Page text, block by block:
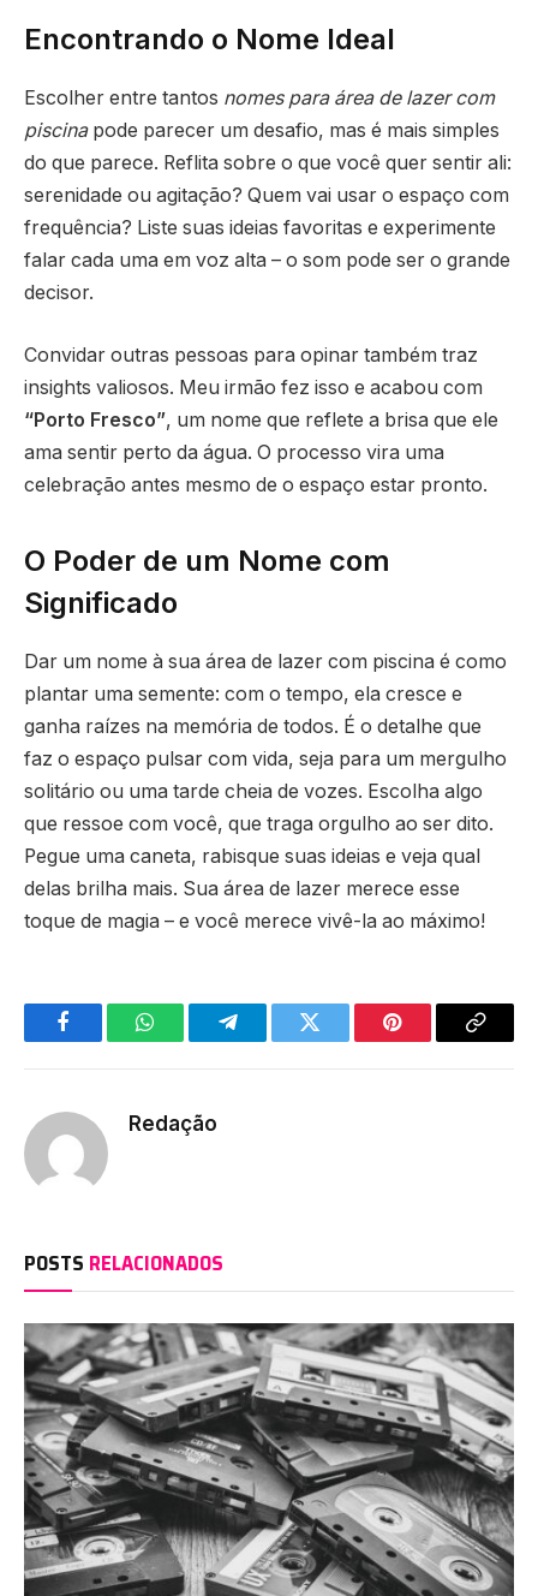
Encontrando o Nome Ideal
Escolher entre tantos nomes para área de lazer com
piscinapode parecer um desafio, mas é mais simples
do que parece. Reflita sobre o que você quer sentir ali:
serenidade ou agitação? Quem vai usar o espaço com
frequência? Liste suas ideias favoritas e experimente
falar cada uma em voz alta – o som pode ser o grande
decisor.
Convidar outras pessoas para opinar também traz
insights valiosos. Meu irmão fez isso e acabou com
“Porto Fresco”, um nome que reflete a brisa que ele
ama sentir perto da água. O processo vira uma
celebração antes mesmo de o espaço estar pronto.
O Poder de um Nome com
Significado
Dar um nome à sua área de lazer com piscina é como
plantar uma semente: com o tempo, ela cresce e
ganha raízes na memória de todos. É o detalhe que
faz o espaço pulsar com vida, seja para um mergulho
solitário ou uma tarde cheia de vozes. Escolha algo
que ressoe com você, que traga orgulho ao ser dito.
Pegue uma caneta, rabisque suas ideias e veja qual
delas brilha mais. Sua área de lazer merece esse
toque de magia – e você merece vivê-la ao máximo!
FacebookWhatsAppTelegramTwitter Pinterest Copy
Redação
POSTS RELACIONADOS